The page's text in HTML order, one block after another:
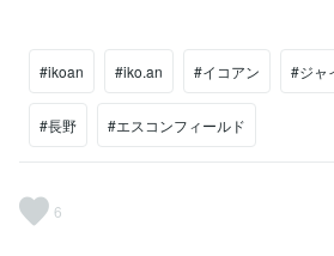
#ikoan #iko.an #イコアン #ジャ
#長野 #エスコンフィールド
6